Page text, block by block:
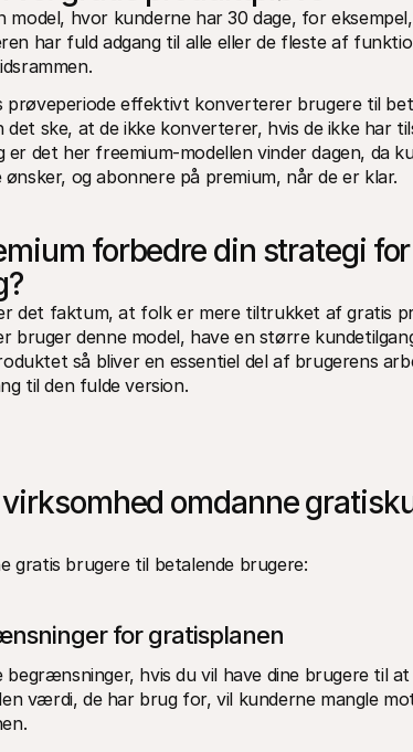
model, hvor kunderne har 30 dage, for
har fuld adgang til alle eller de fleste af
prøveperiode effektivt konverterer brugere til
ske, at de ikke konverterer, hvis de ikke har
det her freemium-modellen vinder dagen, da
og abonnere på premium, når de er klar.
forbedre din strategi for
det faktum, at folk er mere tiltrukket af gratis
bruger denne model, have en større
så bliver en essentiel del af brugerens
til den fulde version.
omdanne
gratis brugere til betalende brugere:
for gratisplanen
begrænsninger, hvis du vil have dine brugere til
værdi, de har brug for, vil kunderne mangle